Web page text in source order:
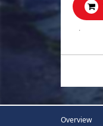
.
Overview